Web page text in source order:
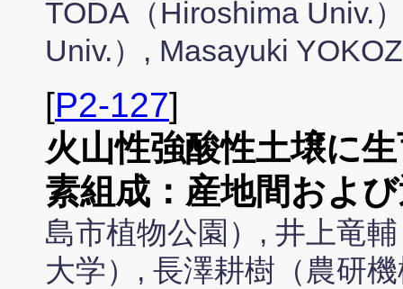
TODA（Hiroshima Univ.
Univ.）, Masayuki
[P2-127]
火山性強酸性土壌に
素組成：産地間およ
島市植物公園）, 井上竜
大学）, 長澤耕樹（農研